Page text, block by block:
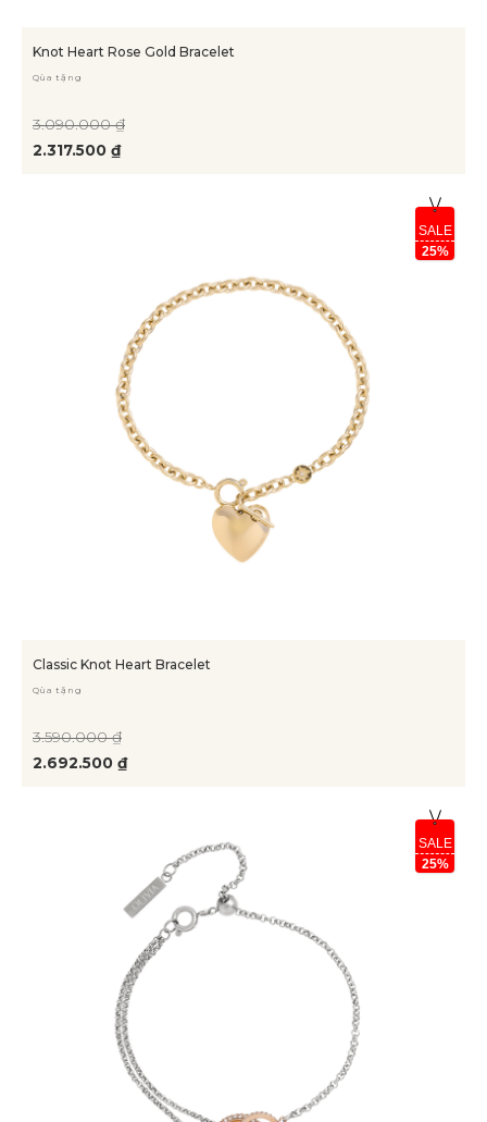
Knot Heart Rose Gold Bracelet
Qùa tặng
2.317.500 ₫
3.090.000 ₫
SALE
25%
Classic Knot Heart Bracelet
Qùa tặng
2.692.500 ₫
3.590.000 ₫
SALE
25%